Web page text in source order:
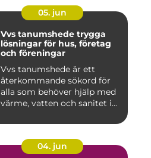
05. jun
Vvs tanumshede trygga
lösningar för hus, företag
och föreningar
Vvs tanumshede är ett
återkommande sökord för
alla som behöver hjälp med
värme, vatten och sanitet i...
04. jun